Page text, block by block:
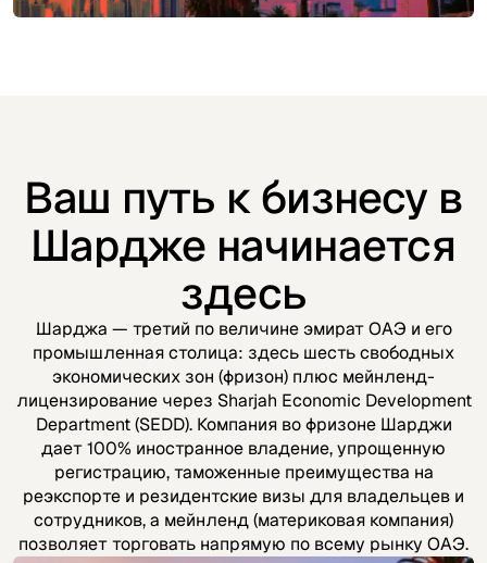
Ваш путь к бизнесу в
Шардже начинается
здесь
Шарджа — третий по величине эмират ОАЭ и его
промышленная столица: здесь шесть свободных
экономических зон (фризон) плюс мейнленд-
лицензирование через Sharjah Economic Development
Department (SEDD). Компания во фризоне Шарджи
дает 100% иностранное владение, упрощенную
регистрацию, таможенные преимущества на
реэкспорте и резидентские визы для владельцев и
сотрудников, а мейнленд (материковая компания)
позволяет торговать напрямую по всему рынку ОАЭ.